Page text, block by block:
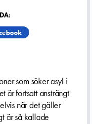
som söker asyl i
är fortsatt ansträngt
när det gäller
är så kallade